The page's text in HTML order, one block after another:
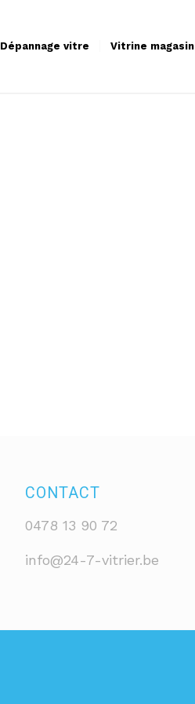
Dépannage vitre Vitrine magasin
CONTACT
0478 13 90 72
info@24-7-vitrier.be